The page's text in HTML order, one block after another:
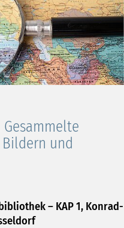
Gesammelte
und
– KAP 1, Konrad-